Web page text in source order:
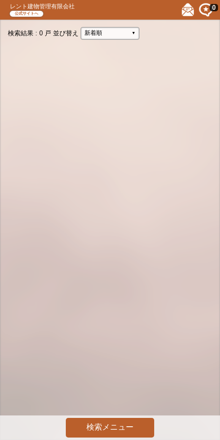
レント建物管理有限会社
公式サイトへ
0
検索結果 : 0 戸 並び替え 新着順 ▼
検索メニュー